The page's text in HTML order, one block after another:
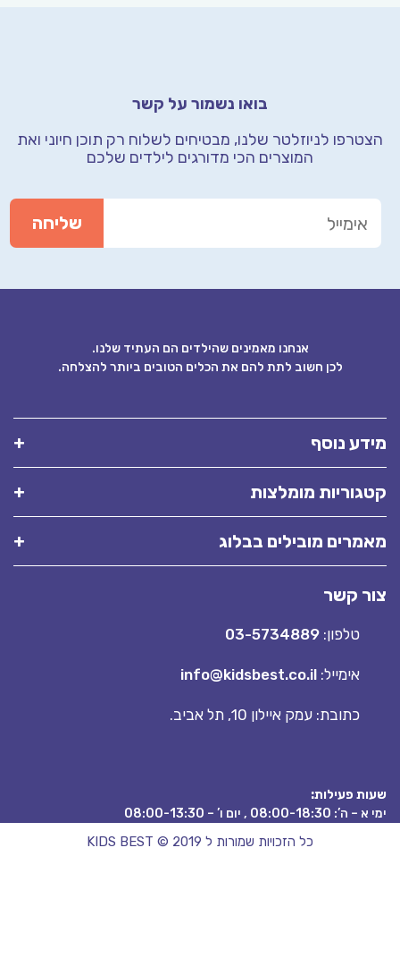
בואו נשמור על קשר
הצטרפו לניוזלטר שלנו, מבטיחים לשלוח רק תוכן חיוניואת
המוצרים הכי מדורגים לילדים שלכם
אנחנו מאמינים שהילדים הם העתיד שלנו.
לכן חשוב לתת להם את הכלים הטובים ביותר להצלחה.
נוסף
מומלצות
מובילים בבלוג
קשר
טלפון:03-5734889
אימייל:info@kidsbest.co.il
כתובת: עמק איילון 10, תל אביב.
פעילות:
א – ה’: 08:00-18:30 , יום ו’ – 08:00-13:30
כל הזכויות שמורות ל KIDS BEST © 2019